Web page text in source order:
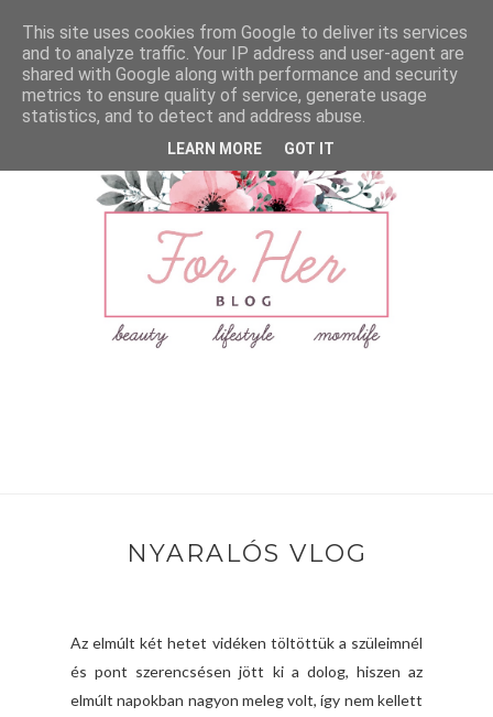
NYARALÓS VLOG
Az elmúlt két hetet vidéken töltöttük a szüleimnél
és pont szerencsésen jött ki a dolog, hiszen az
elmúlt napokban nagyon meleg volt, így nem kellett
This site uses cookies from Google to deliver its services
and to analyze traffic. Your IP address and user-agent are
shared with Google along with performance and security
metrics to ensure quality of service, generate usage
statistics, and to detect and address abuse.
LEARN MORE GOT IT